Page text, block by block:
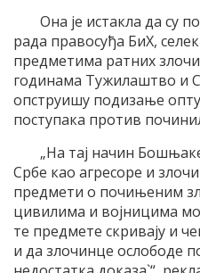
Она је истакла да су
рада правосуђа БиХ,
предметима ратних
годинама Тужилаштво и
опструишу подизање
поступака против
„На тај начин
Србе као агресоре и
предмети о почињеним
цивилима и војницима
те предмете скривају и
и да злочинце ослободе